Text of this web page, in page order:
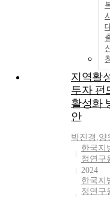
지역활
투자 펀
활성화
안
박진경 ,양
한국지
정연구
2024
한국지
정연구